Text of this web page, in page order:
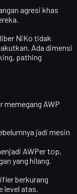
agresi khas
NiKo tidak
Ada dimensi
pathing
memegang AWP
jadi mesin
AWPer top,
yang hilang.
berkurang
level atas.